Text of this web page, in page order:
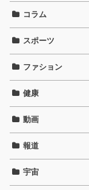
コラム
スポーツ
ファション
健康
動画
報道
宇宙